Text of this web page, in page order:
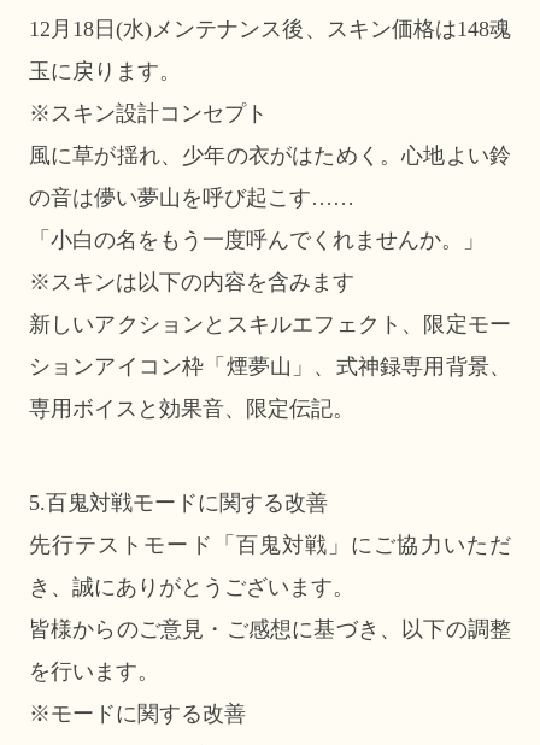
12月18日(水)メンテナンス後、スキン価格は148魂
玉に戻ります。
※スキン設計コンセプト
風に草が揺れ、少年の衣がはためく。心地よい鈴
の音は儚い夢山を呼び起こす……
「小白の名をもう一度呼んでくれませんか。」
※スキンは以下の内容を含みます
新しいアクションとスキルエフェクト、限定モー
ションアイコン枠「煙夢山」、式神録専用背景、
専用ボイスと効果音、限定伝記。
5.百鬼対戦モードに関する改善
先行テストモード「百鬼対戦」にご協力いただ
き、誠にありがとうございます。
皆様からのご意見・ご感想に基づき、以下の調整
を行います。
※モードに関する改善